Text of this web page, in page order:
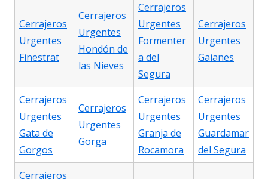
Cerrajeros
Urgentes
Finestrat
Cerrajeros
Urgentes
Hondón de
las Nieves
Cerrajeros
Urgentes
Formenter
a del
Segura
Cerrajeros
Urgentes
Gaianes
Cerrajeros
Urgentes
Gata de
Gorgos
Cerrajeros
Urgentes
Gorga
Cerrajeros
Urgentes
Granja de
Rocamora
Cerrajeros
Urgentes
Guardamar
del Segura
Cerrajeros